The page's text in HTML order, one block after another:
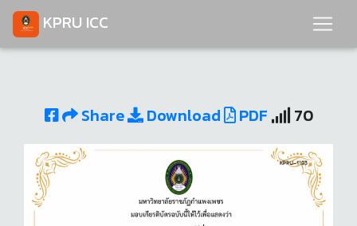
KPRU ICC
Share Download PDF 70